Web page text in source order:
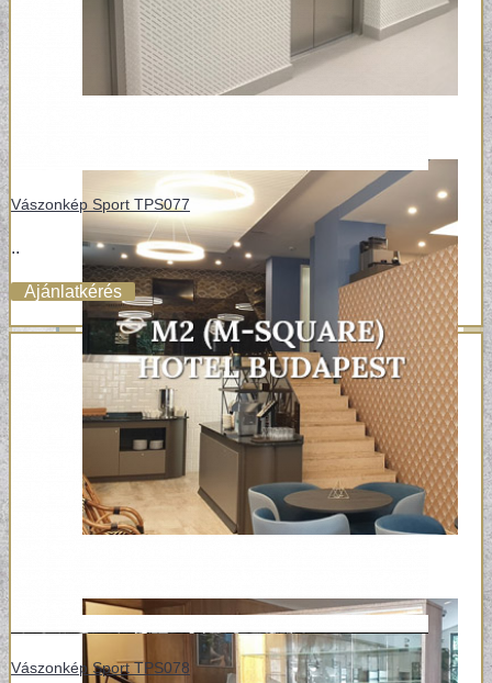
Vászonkép Sport TPS077
..
Ajánlatkérés
Vászonkép Sport TPS078